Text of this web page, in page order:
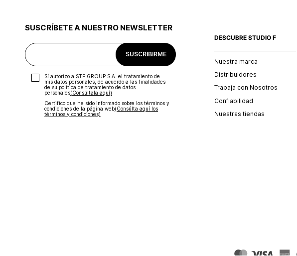
SUSCRÍBETE A NUESTRO NEWSLETTER
SUSCRIBIRME
Sí autorizo a STF GROUP S.A. el tratamiento de
mis datos personales, de acuerdo a las finalidades
de su política de tratamiento de datos
personales‎(Consúltala aquí)
Certifico que he sido informado sobre los términos y
condiciones de la página web‎(Consúlta aquí los
términos y condiciones)
DESCUBRE STUDIO F
Nuestra marca
Distribuidores
Trabaja con Nosotros
Confiabilidad
Nuestras tiendas